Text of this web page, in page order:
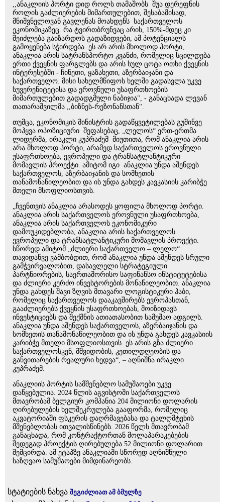
,,ანაკლიის პორტი დიდ როლს თამაშობს შუა დერეფნის
როლის გაძლიერების მიმართულებით, შესაბამისად,
მნიშვნელოვან გავლენას მოახდენს საქართველოს
ეკონომიკაზეც. რა ტვირთბრუნვაც არის, 150%-მდეც კი
შეიძლება გაიზარდოს გადაზიდვები, ამ პოტენციალს
გამოყენება სჭირდება. ეს არ არის მხოლოდ პორტი,
ანაკლია არის სატრანსპორტო კვანძი, რომელიც სცილდება
ერთი ქვეყნის ფარგლებს და არის სულ ცოტა ოთხი ქვეყნის
ინტერესებში - ჩინეთი, ყაზახეთი, აზერბაიჯანი და
საქართველო. მისი სახელმწიფოს ხელში გადასვლა უკვე
სუვერენიტეტისა და ეროვნული უსაფრთხოების
მიმართულებით გადადგმული ნაბიჯია", - განაცხადა ლევან
თათარაშვილმა ,,ბიზნეს-რეზონანსთან".
თუმცა, ეკონომიკის მინისტრის გადაწყვეტილებას გუშინვე
მოჰყვა ოპოზიციური შეფასებაც, „ლელოს“ ერთ-ერთმა
ლიდერმა, ირაკლი კუპრაძემ მიუთითა, რომ ანაკლია არის
არა მხოლოდ პორტი, არამედ საქართველოს ეროვნული
უსაფრთხოება, ევროპული და ტრანსატლანტიკური
მომავლის პროექტი. ამიტომ იგი ანაკლია უნდა აშენდეს
საქართველოს, აზერბაიჯანის და სომხეთის
თანამონაწილეობით და ის უნდა გახდეს კავკასიის კარიბჭე
მთელი მსოფლიოსთვის.
„ჩვენთვის ანაკლია არასოდეს ყოფილა მხოლოდ პორტი.
ანაკლია არის საქართველოს ეროვნული უსაფრთხოება,
ანაკლია არის საქართველოს ეკონომიკური
დამოუკიდებლობა, ანაკლია არის საქართველოს
ევროპული და ტრანსატლანტიკური მომავლის პროექტი.
სწორედ ამიტომ „ძლიერი საქართველო – ლელო“
თავიდანვე ვამბობდით, რომ ანაკლია უნდა აშენდეს სრული
გამჭვირვალობით, დასავლელი სტრატეგიული
პარტნიორების, საერთაშორისო საფინანსო ინსტიტუტებისა
და ძლიერი კერძო ინვესტორების მონაწილეობით. ანაკლია
უნდა გახდეს შავი ზღვის მთავარი ლოგისტიკური ჰაბი,
რომელიც საქართველოს დააკავშირებს ევროპასთან,
გააძლიერებს ქვეყნის უსაფრთხოებას, მოიზიდავს
ინვესტიციებს და შექმნის ათიათასობით სამუშაო ადგილს.
ანაკლია უნდა აშენდეს საქართველოს, აზერბაიჯანის და
სომხეთის თანამონაწილეობით და ის უნდა გახდეს კავკასიის
კარიბჭე მთელი მსოფლიოსთვის. ეს არის გზა ძლიერი
საქართველოსკენ, მშვიდობის, კეთილდღეობის და
განვითარების რეალური ხედვა“, – აღნიშნა ირაკლი
კუპრაძემ.
ანაკლიის პორტის სამშენებლო სამუშაოები უკვე
დაწყებულია. 2024 წლის აგვისტოში საქართველოს
მთავრობამ ბელგიურ კომპანია 204 მილიონი დოლარის
ღირებულების ხელშეკრულება გააფორმა, რომელიც
აკვატორიაში ფსკერის დაღრმავებასა და ტალღმტეხის
მშენებლობას ითვალისწინებს. 2026 წელს მთავრობამ
განაცხადა, რომ კონტრაქტორთან მოლაპარაკებების
შედეგად პროექტის ღირებულება 52 მილიონი დოლარით
შემცირდა. ამ ეტაპზე ანაკლიაში სწორედ აღნიშნული
საზღვაო სამუშაოები მიმდინარეობს.
სტატიების ნახვა შეგიძლიათ ამ ბმულზე